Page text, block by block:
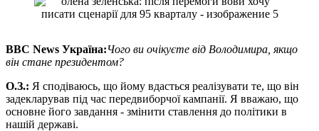
BBC News Україна:Чого ви очікуєте від Володимира, якщо
він стане президентом?
О.З.: Я сподіваюсь, що йому вдасться реалізувати те, що він
задекларував під час передвиборчої кампанії. Я вважаю, що
основне його завдання - змінити ставлення до політики в
нашій державі.